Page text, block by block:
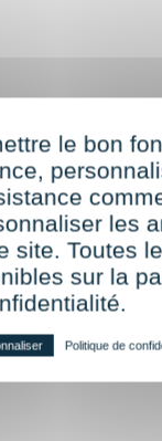
le bon
les
site. Toutes
sur la
Politique de